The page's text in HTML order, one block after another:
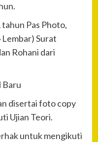
Pas Photo,
Surat
Rohani dari
Baru
disertai foto copy
Ujian Teori.
untuk mengikuti